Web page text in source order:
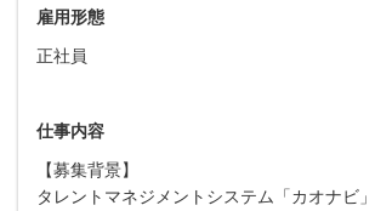
雇用形態
正社員
仕事内容
【募集背景】
タレントマネジメントシステム「カオナビ